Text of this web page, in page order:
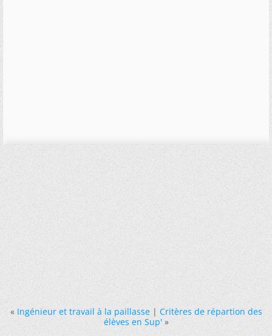
« Ingénieur et travail à la paillasse|Critères de répartion des
élèves en Sup' »